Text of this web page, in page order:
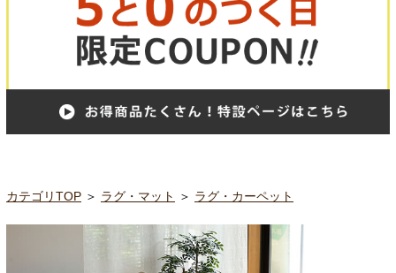
カテゴリTOP ＞ ラグ・マット ＞ ラグ・カーペット